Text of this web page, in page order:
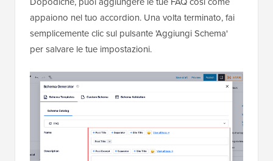
appaiono nel tuo accordion. Una volta terminato, fai
semplicemente clic sul pulsante 'Aggiungi Schema'
per salvare le tue impostazioni.